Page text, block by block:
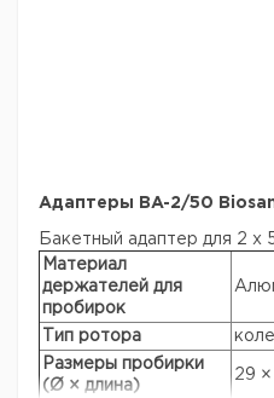
Aдаптеры BA-2/50 Biosan
Бакетный адаптер для 2
Материал
держателей для
пробирок
Тип ротора
Размеры пробирки
(Ø × длина)
29 ×